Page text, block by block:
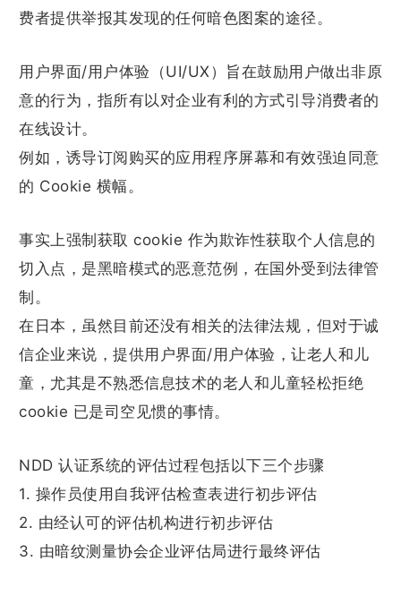
费者提供举报其发现的任何暗色图案的途径。
用户界面/用户体验（UI/UX）旨在鼓励用户做出非原
意的行为，指所有以对企业有利的方式引导消费者的
在线设计。
例如，诱导订阅购买的应用程序屏幕和有效强迫同意
的 Cookie 横幅。
事实上强制获取 cookie 作为欺诈性获取个人信息的
切入点，是黑暗模式的恶意范例，在国外受到法律管
制。
在日本，虽然目前还没有相关的法律法规，但对于诚
信企业来说，提供用户界面/用户体验，让老人和儿
童，尤其是不熟悉信息技术的老人和儿童轻松拒绝
cookie 已是司空见惯的事情。
NDD 认证系统的评估过程包括以下三个步骤
1. 操作员使用自我评估检查表进行初步评估
2. 由经认可的评估机构进行初步评估
3. 由暗纹测量协会企业评估局进行最终评估